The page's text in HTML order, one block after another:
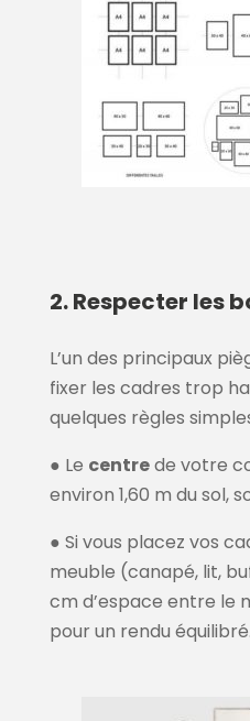
2. Respecter les
L’un des principaux
fixer les cadres trop
quelques règles
● Le centrede votre
environ 1,60 m du sol,
● Si vous placez vos
meuble (canapé, lit,
cm d’espace entre le
pour un rendu équilibré.